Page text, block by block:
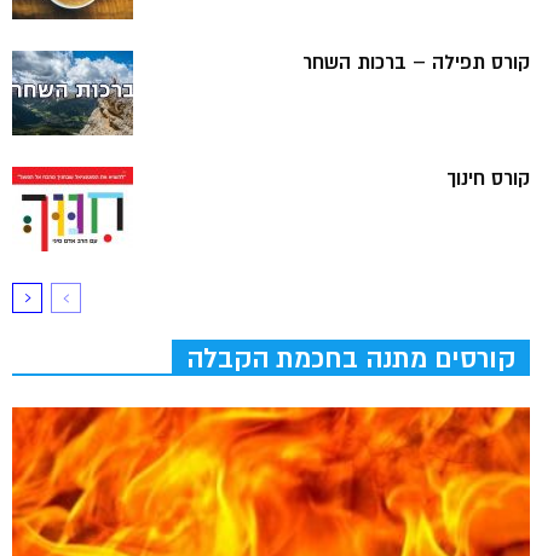
קורס תפילה – ברכות השחר
קורס חינוך
קורסים מתנה בחכמת הקבלה